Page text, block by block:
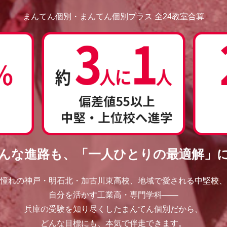
まんてん個別・まんてん個別プラス 全24教室合算
な進路も、「一人ひとりの最適解」
憧れの神戸・明石北・加古川東高校、地域で愛される中堅校、
自分を活かす工業高・専門学科——
兵庫の受験を知り尽くしたまんてん個別だから、
どんな目標にも、本気で伴走できます。